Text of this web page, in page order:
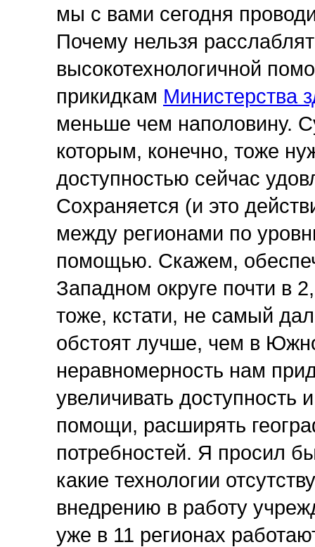
мы с вами сегодня
Почему нельзя
высокотехнологичной
прикидкам Министерства
меньше чем наполовину.
которым, конечно, тоже
доступностью сейчас
Сохраняется (и это
между регионами по
помощью. Скажем,
Западном округе почти в
тоже, кстати, не самый
обстоят лучше, чем в
неравномерность нам
увеличивать доступность
помощи, расширять
потребностей. Я просил
какие технологии
внедрению в работу
уже в 11 регионах